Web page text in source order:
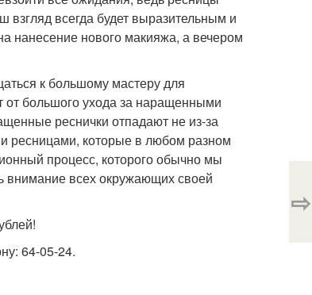
взгляд всегда будет выразительным и
нанесение нового макияжа, а вечером
к большому мастеру для
от большого ухода за наращенными
реснички отпадают не из-за
ресницами, которые в любом разном
процесс, которого обычно мы
внимание всех окружающих своей
64-05-24.
⇨